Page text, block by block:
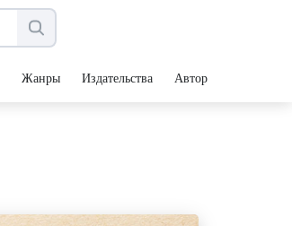
Жанры Издательства Авторы